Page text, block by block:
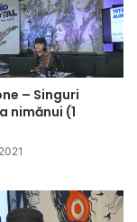
– Singuri
nimănui (1